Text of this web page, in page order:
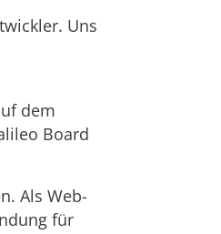
Uns
dem
Board
Als Web-
für